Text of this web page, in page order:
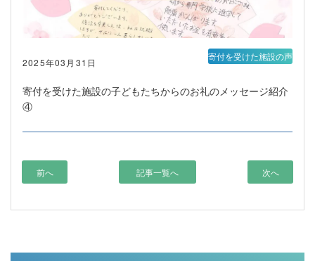
2025年03月31日
寄付を受けた施設の子どもたちからのお礼のメッセージ紹介
④
寄付を受けた施設の声
前へ 記事一覧へ 次へ